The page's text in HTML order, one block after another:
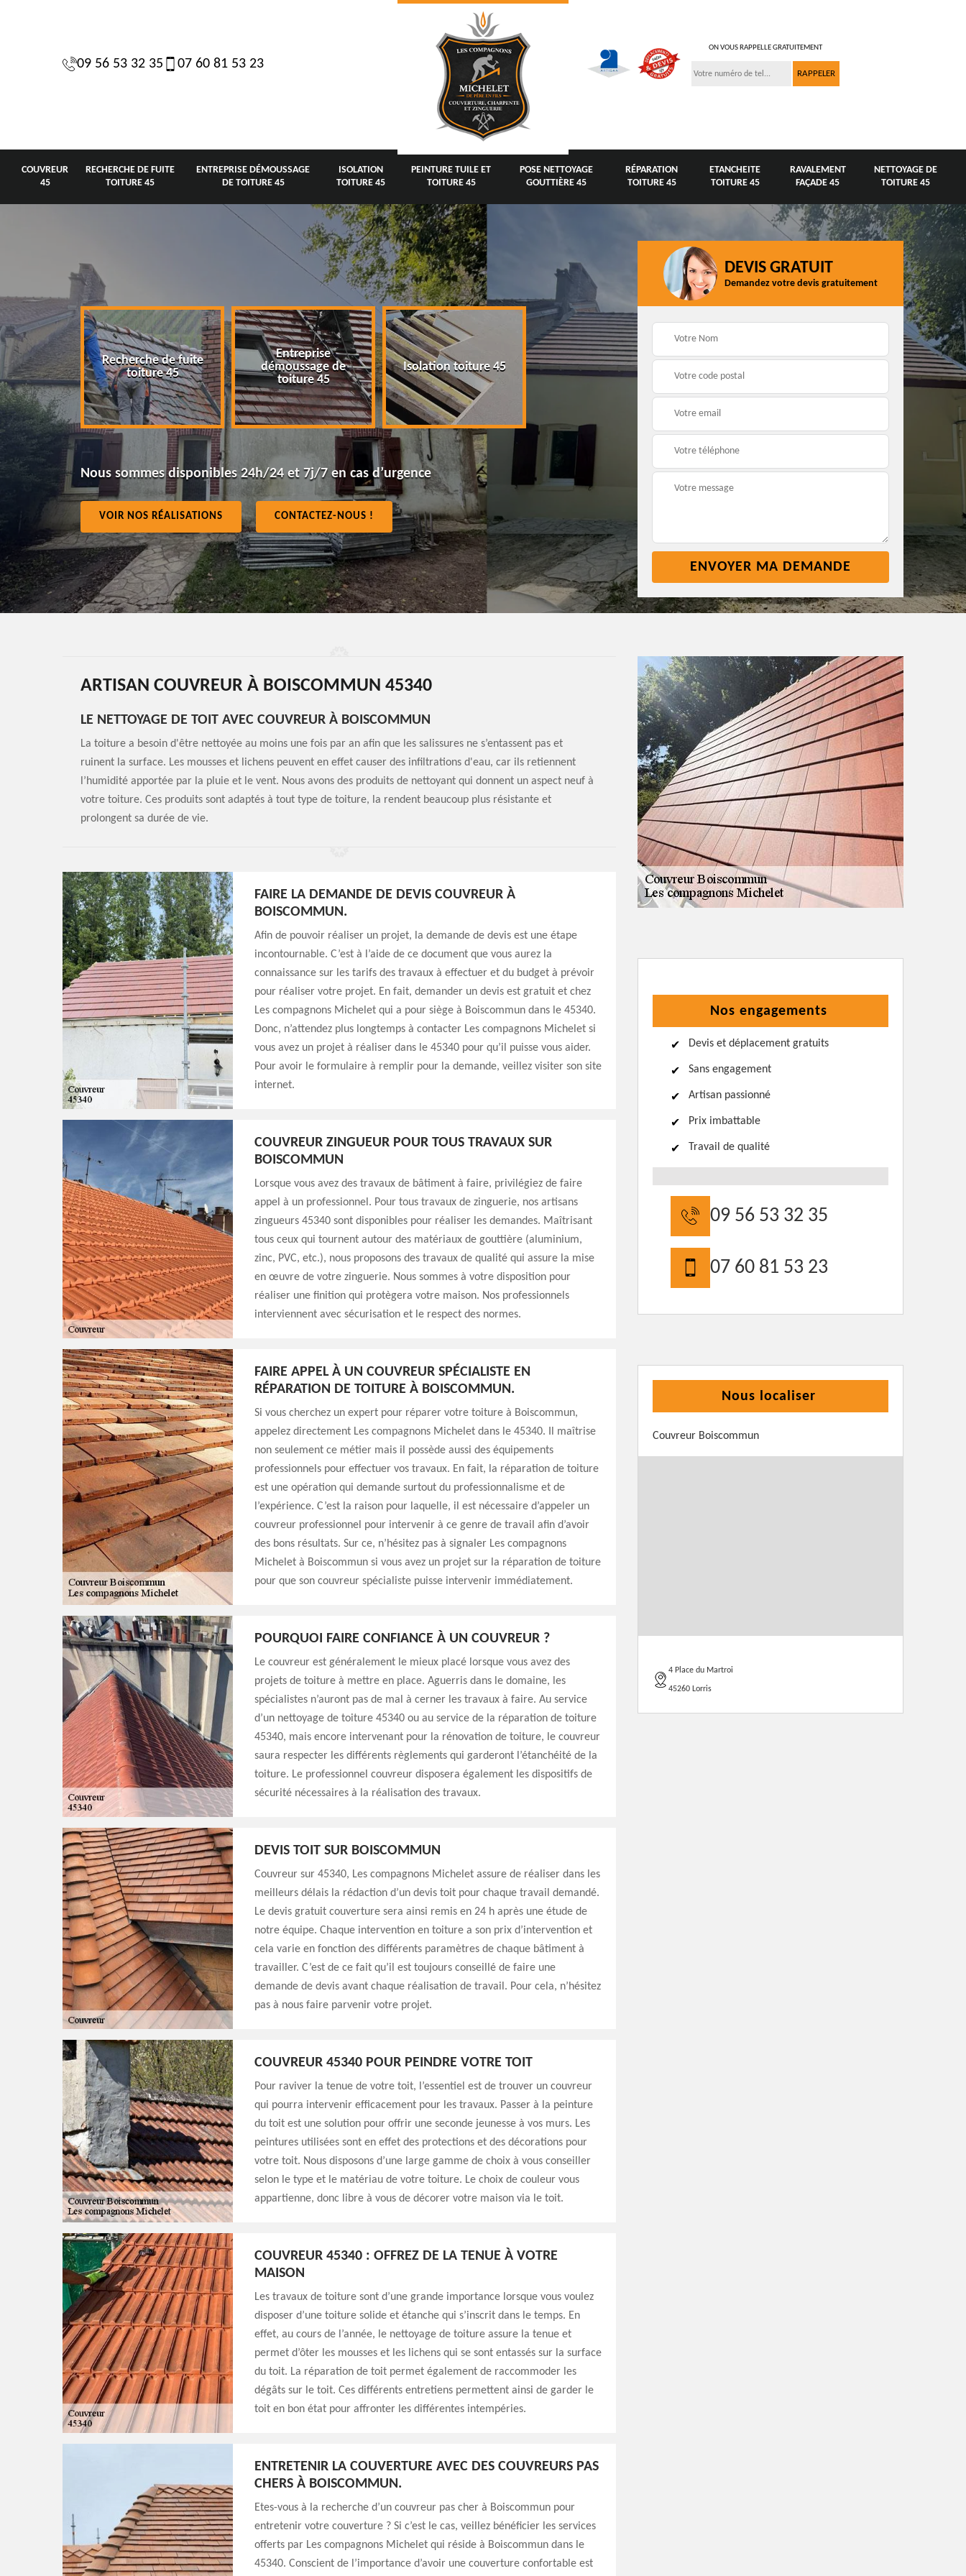
09 56 53 32 35 07 60 81 53 23
ON VOUS RAPPELLE GRATUITEMENT
COUVREUR
45
RECHERCHE DE FUITE
TOITURE 45
ENTREPRISE DÉMOUSSAGE
DE TOITURE 45
ISOLATION
TOITURE 45
PEINTURE TUILE ET
TOITURE 45
POSE NETTOYAGE
GOUTTIÈRE 45
RÉPARATION
TOITURE 45
ETANCHEITE
TOITURE 45
RAVALEMENT
FAÇADE 45
NETTOYAGE DE
TOITURE 45
45
Recherche de fuite
toiture 45
Entreprise
démoussage de
toiture 45
Isolation toiture 45
Peinture tuile et
toiture 45
Pose nettoyage
gouttière 45
Réparation toiture 45
Nous sommes disponibles 24h/24 et 7j/7 en cas d’urgence
VOIR NOS RÉALISATIONS CONTACTEZ-NOUS !
DEVIS GRATUIT
Demandez votre devis gratuitement
ARTISAN COUVREUR À BOISCOMMUN 45340
LE NETTOYAGE DE TOIT AVEC COUVREUR À BOISCOMMUN
La toiture a besoin d'être nettoyée au moins une fois par an afin que les salissures ne s’entassent pas et
ruinent la surface. Les mousses et lichens peuvent en effet causer des infiltrations d'eau, car ils retiennent
l’humidité apportée par la pluie et le vent. Nous avons des produits de nettoyant qui donnent un aspect neuf à
votre toiture. Ces produits sont adaptés à tout type de toiture, la rendent beaucoup plus résistante et
prolongent sa durée de vie.
FAIRE LA DEMANDE DE DEVIS COUVREUR À
BOISCOMMUN.
Afin de pouvoir réaliser un projet, la demande de devis est une étape
incontournable. C’est à l’aide de ce document que vous aurez la
connaissance sur les tarifs des travaux à effectuer et du budget à prévoir
pour réaliser votre projet. En fait, demander un devis est gratuit et chez
Les compagnons Michelet qui a pour siège à Boiscommun dans le 45340.
Donc, n’attendez plus longtemps à contacter Les compagnons Michelet si
vous avez un projet à réaliser dans le 45340 pour qu’il puisse vous aider.
Pour avoir le formulaire à remplir pour la demande, veillez visiter son site
internet.
COUVREUR ZINGUEUR POUR TOUS TRAVAUX SUR
BOISCOMMUN
Lorsque vous avez des travaux de bâtiment à faire, privilégiez de faire
appel à un professionnel. Pour tous travaux de zinguerie, nos artisans
zingueurs 45340 sont disponibles pour réaliser les demandes. Maîtrisant
tous ceux qui tournent autour des matériaux de gouttière (aluminium,
zinc, PVC, etc.), nous proposons des travaux de qualité qui assure la mise
en œuvre de votre zinguerie. Nous sommes à votre disposition pour
réaliser une finition qui protègera votre maison. Nos professionnels
interviennent avec sécurisation et le respect des normes.
FAIRE APPEL À UN COUVREUR SPÉCIALISTE EN
RÉPARATION DE TOITURE À BOISCOMMUN.
Si vous cherchez un expert pour réparer votre toiture à Boiscommun,
appelez directement Les compagnons Michelet dans le 45340. Il maîtrise
non seulement ce métier mais il possède aussi des équipements
professionnels pour effectuer vos travaux. En fait, la réparation de toiture
est une opération qui demande surtout du professionnalisme et de
l’expérience. C’est la raison pour laquelle, il est nécessaire d’appeler un
couvreur professionnel pour intervenir à ce genre de travail afin d’avoir
des bons résultats. Sur ce, n’hésitez pas à signaler Les compagnons
Michelet à Boiscommun si vous avez un projet sur la réparation de toiture
pour que son couvreur spécialiste puisse intervenir immédiatement.
POURQUOI FAIRE CONFIANCE À UN COUVREUR ?
Le couvreur est généralement le mieux placé lorsque vous avez des
projets de toiture à mettre en place. Aguerris dans le domaine, les
spécialistes n’auront pas de mal à cerner les travaux à faire. Au service
d’un nettoyage de toiture 45340 ou au service de la réparation de toiture
45340, mais encore intervenant pour la rénovation de toiture, le couvreur
saura respecter les différents règlements qui garderont l’étanchéité de la
toiture. Le professionnel couvreur disposera également les dispositifs de
sécurité nécessaires à la réalisation des travaux.
DEVIS TOIT SUR BOISCOMMUN
Couvreur sur 45340, Les compagnons Michelet assure de réaliser dans les
meilleurs délais la rédaction d’un devis toit pour chaque travail demandé.
Le devis gratuit couverture sera ainsi remis en 24 h après une étude de
notre équipe. Chaque intervention en toiture a son prix d’intervention et
cela varie en fonction des différents paramètres de chaque bâtiment à
travailler. C’est de ce fait qu’il est toujours conseillé de faire une
demande de devis avant chaque réalisation de travail. Pour cela, n’hésitez
pas à nous faire parvenir votre projet.
COUVREUR 45340 POUR PEINDRE VOTRE TOIT
Pour raviver la tenue de votre toit, l’essentiel est de trouver un couvreur
qui pourra intervenir efficacement pour les travaux. Passer à la peinture
du toit est une solution pour offrir une seconde jeunesse à vos murs. Les
peintures utilisées sont en effet des protections et des décorations pour
votre toit. Nous disposons d’une large gamme de choix à vous conseiller
selon le type et le matériau de votre toiture. Le choix de couleur vous
appartienne, donc libre à vous de décorer votre maison via le toit.
COUVREUR 45340 : OFFREZ DE LA TENUE À VOTRE
MAISON
Les travaux de toiture sont d’une grande importance lorsque vous voulez
disposer d’une toiture solide et étanche qui s’inscrit dans le temps. En
effet, au cours de l’année, le nettoyage de toiture assure la tenue et
permet d’ôter les mousses et les lichens qui se sont entassés sur la surface
du toit. La réparation de toit permet également de raccommoder les
dégâts sur le toit. Ces différents entretiens permettent ainsi de garder le
toit en bon état pour affronter les différentes intempéries.
ENTRETENIR LA COUVERTURE AVEC DES COUVREURS PAS
CHERS À BOISCOMMUN.
Etes-vous à la recherche d’un couvreur pas cher à Boiscommun pour
entretenir votre couverture ? Si c’est le cas, veillez bénéficier les services
offerts par Les compagnons Michelet qui réside à Boiscommun dans le
45340. Conscient de l’importance d’avoir une couverture confortable est
Nos engagements
Devis et déplacement gratuits
Sans engagement
Artisan passionné
Prix imbattable
Travail de qualité
09 56 53 32 35
07 60 81 53 23
Nous localiser
Couvreur Boiscommun
4 Place du Martroi
45260 Lorris